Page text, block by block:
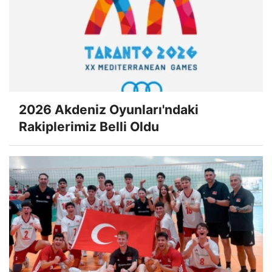
2026 Akdeniz Oyunları'ndaki
Rakiplerimiz Belli Oldu